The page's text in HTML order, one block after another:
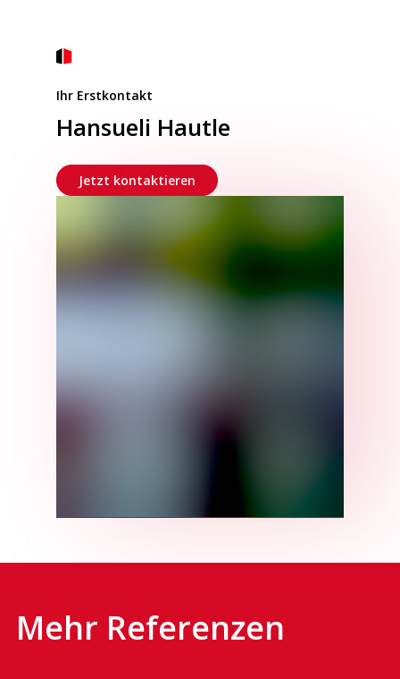
Ihr Erstkontakt
Hansueli Hautle
Jetzt kontaktieren
Mehr Referenzen